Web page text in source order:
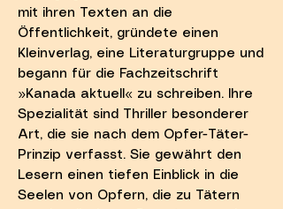
mit ihren Texten an die
Öffentlichkeit, gründete einen
Kleinverlag, eine Literaturgruppe und
begann für die Fachzeitschrift
»Kanada aktuell« zu schreiben. Ihre
Spezialität sind Thriller besonderer
Art, die sie nach dem Opfer-Täter-
Prinzip verfasst. Sie gewährt den
Lesern einen tiefen Einblick in die
Seelen von Opfern, die zu Tätern